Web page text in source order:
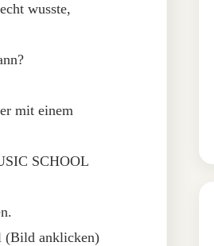
wusste,
mit einem
SCHOOL
(Bild anklicken)